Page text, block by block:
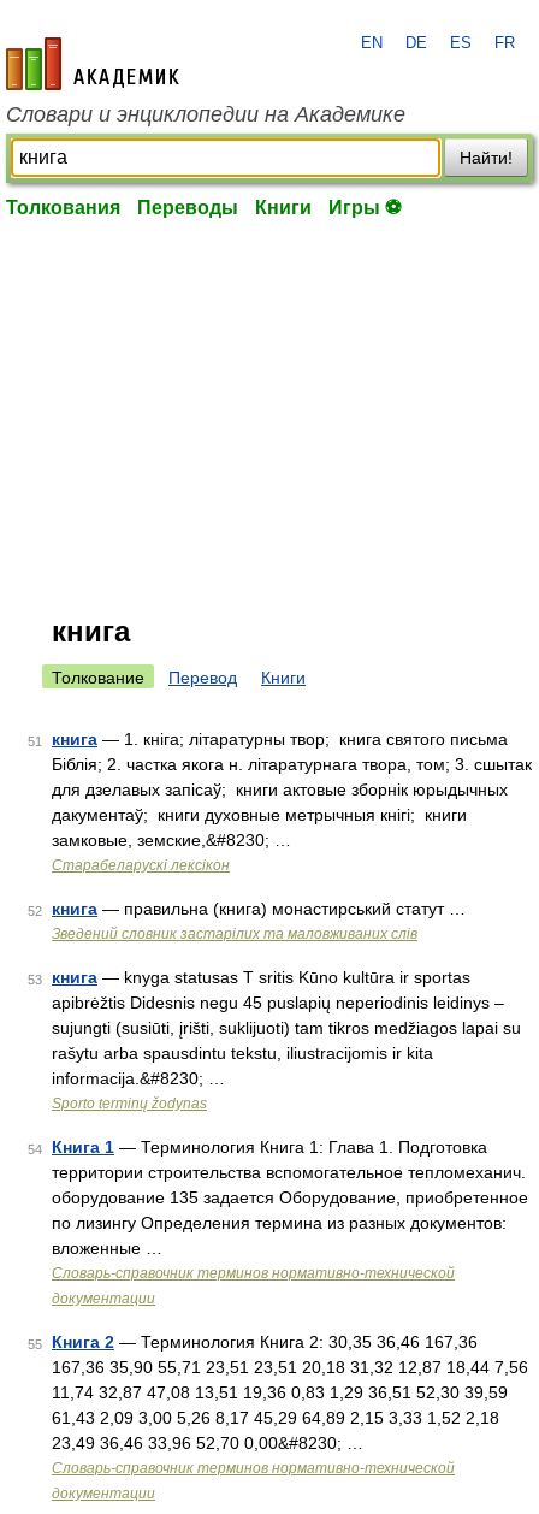
academic.ru
EN DE ES FR
Словари и энциклопедии на Академике
Найти!
Толкования Переводы Книги Игры ⚽
книга
Толкование Перевод Книги
51 книга — 1. кніга; літаратурны твор;  книга святого письма
Біблія; 2. частка якога н. літаратурнага твора, том; 3. сшытак
для дзелавых запісаў;  книги актовые зборнік юрыдычных
дакументаў;  книги духовные метрычныя кнігі;  книги
замковые, земские,&#8230; …
Старабеларускі лексікон
52 книга — правильна (книга) монастирський статут …
Зведений словник застарілих та маловживаних слів
53 книга — knyga statusas T sritis Kūno kultūra ir sportas
apibrėžtis Didesnis negu 45 puslapių neperiodinis leidinys –
sujungti (susiūti, įrišti, suklijuoti) tam tikros medžiagos lapai su
rašytu arba spausdintu tekstu, iliustracijomis ir kita
informacija.&#8230; …
Sporto terminų žodynas
54 Книга 1 — Терминология Книга 1: Глава 1. Подготовка
территории строительства вспомогательное тепломеханич.
оборудование 135 задается Оборудование, приобретенное
по лизингу Определения термина из разных документов:
вложенные …
Словарь-справочник терминов нормативно-технической
документации
55 Книга 2 — Терминология Книга 2: 30,35 36,46 167,36
167,36 35,90 55,71 23,51 23,51 20,18 31,32 12,87 18,44 7,56
11,74 32,87 47,08 13,51 19,36 0,83 1,29 36,51 52,30 39,59
61,43 2,09 3,00 5,26 8,17 45,29 64,89 2,15 3,33 1,52 2,18
23,49 36,46 33,96 52,70 0,00&#8230; …
Словарь-справочник терминов нормативно-технической
документации